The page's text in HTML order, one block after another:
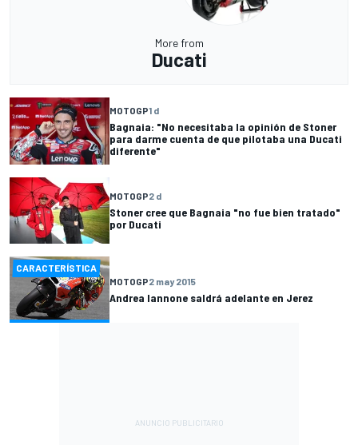
More from
Ducati
MOTOGP1 d
Bagnaia: "No necesitaba la opinión de Stoner
para darme cuenta de que pilotaba una Ducati
diferente"
MOTOGP2 d
Stoner cree que Bagnaia "no fue bien tratado"
por Ducati
CARACTERÍSTICA
MOTOGP2 may 2015
Andrea Iannone saldrá adelante en Jerez